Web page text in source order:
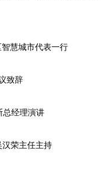
慧城市代表一行
致辞
总经理演讲
汉荣主任主持